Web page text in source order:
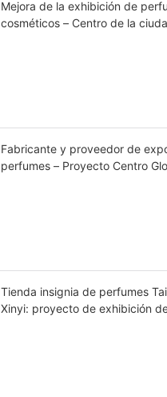
Mejora de la exhibición de
cosméticos – Centro de la
Fabricante y proveedor de
perfumes – Proyecto Centro
Tienda insignia de perfumes
Xinyi: proyecto de exhibición